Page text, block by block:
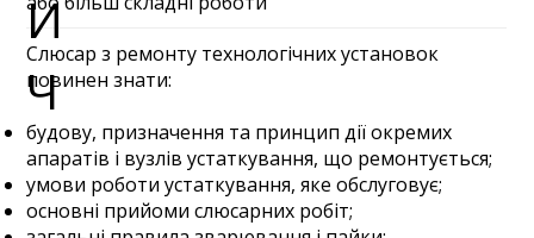
Слюсар з ремонту технологічних установок
повинен знати:
будову, призначення та принцип дії окремих
апаратів і вузлів устаткування, що ремонтується;
умови роботи устаткування, яке обслуговує;
основні прийоми слюсарних робіт;